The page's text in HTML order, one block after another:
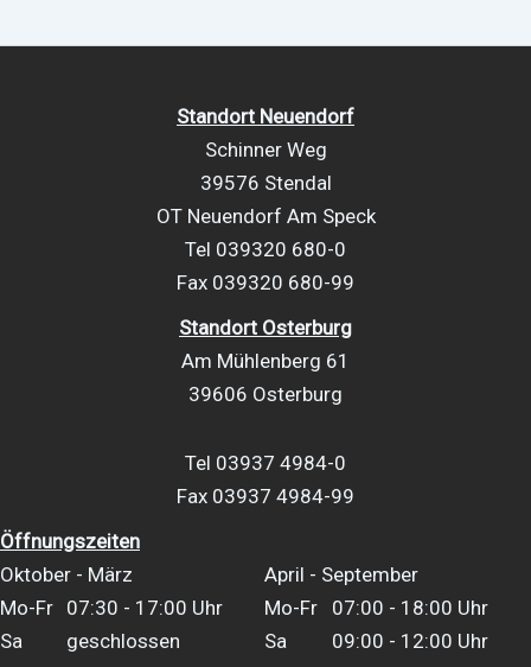
Standort Neuendorf
Schinner Weg
39576 Stendal
OT Neuendorf Am Speck
Tel 039320 680-0
Fax 039320 680-99
Standort Osterburg
Am Mühlenberg 61
39606 Osterburg
Tel 03937 4984-0
Fax 03937 4984-99
Öffnungszeiten
Oktober - März
April - September
Mo-Fr 07:30 - 17:00 Uhr Mo-Fr
07:00 - 18:00 Uhr
Sa
geschlossen Sa 09:00 - 12:00 Uhr